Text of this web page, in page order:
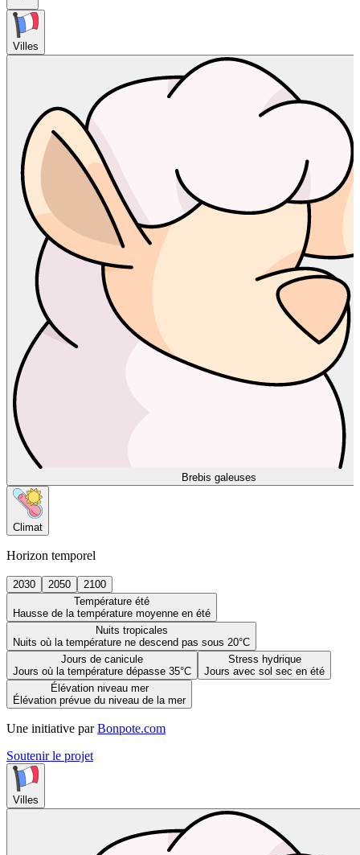
Villes
Brebis galeuses
Climat
Horizon temporel
2030 2050
2100
Température été
Hausse de la température moyenne en été
Nuits tropicales
Nuits où la température ne descend pas sous 20°C
Jours de canicule
Jours où la température dépasse 35°C
Stress hydrique
Jours avec sol sec en été
Élévation niveau mer
Élévation prévue du niveau de la mer
Une initiative par Bonpote.com
Soutenir le projet
Villes